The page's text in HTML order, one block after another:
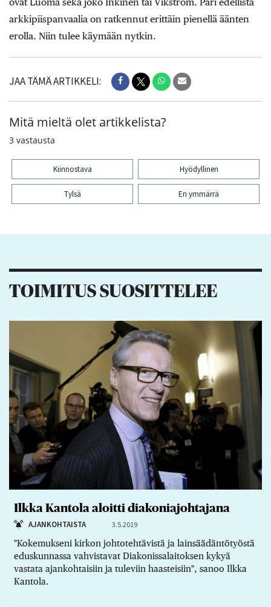
arkkipiispanvaalia on ratkennut erittäin pienellä äänten
erolla. Niin tulee käymään nytkin.
JAA TÄMÄ ARTIKKELI:
Mitä mieltä olet artikkelista?
3 vastausta
Kiinnostava Hyödyllinen
Tylsä En ymmärrä
TOIMITUS SUOSITTELEE
Ilkka Kantola aloitti diakoniajohtajana
AJANKOHTAISTA 3.5.2019
"Kokemukseni kirkon johtotehtävistä ja lainsäädäntötyöstä
eduskunnassa vahvistavat Diakonissalaitoksen kykyä
vastata ajankohtaisiin ja tuleviin haasteisiin", sanoo Ilkka
Kantola.